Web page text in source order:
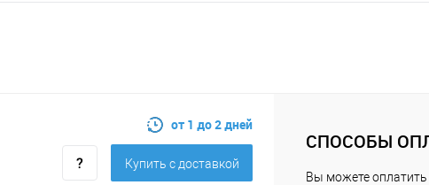
от 1 до 2 дней
Купить c доставкой
СПОСОБЫ
Вы можете оплатить